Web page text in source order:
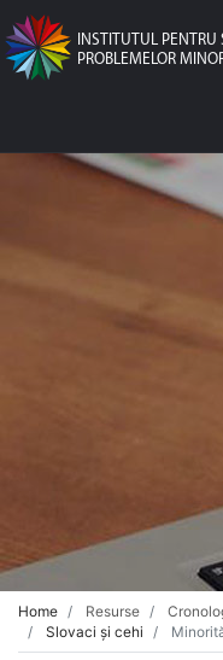
INSTITUTUL PENTRU
PROBLEMELOR
Home Resurse
Slovaci și cehi